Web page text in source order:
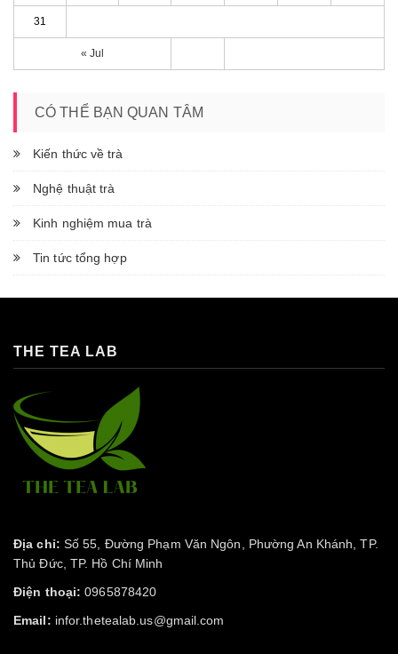
« Jul
31
CÓ THỂ BẠN QUAN TÂM
Kiến thức về trà
Nghệ thuật trà
Kinh nghiệm mua trà
Tin tức tổng hợp
THE TEA LAB
Địa chỉ: Số 55, Đường Phạm Văn Ngôn, Phường An Khánh, TP.
Thủ Đức, TP. Hồ Chí Minh
Điện thoại: 0965878420
Email: infor.thetealab.us@gmail.com